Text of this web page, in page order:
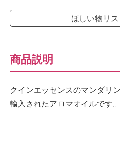
ほしい物リ
商品説明
クインエッセンスのマンダリ
輸入されたアロマオイルです。